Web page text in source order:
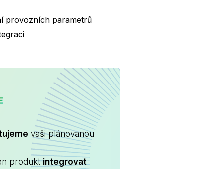
provozních parametrů
vaši plánovanou
produktintegrovat